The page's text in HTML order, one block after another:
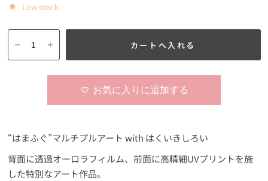
Low stock
カートへ入れる
お気に入りに追加する
“はまふぐ”マルチプルアート with はくいきしろい
背面に透過オーロラフィルム、前面に高精細UVプリントを施
した特別なアート作品。